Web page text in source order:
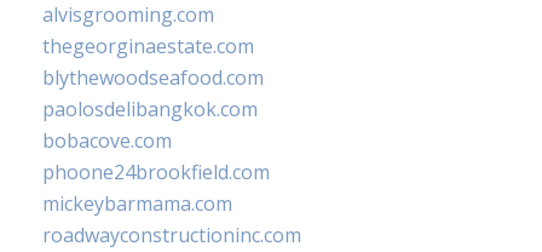
alvisgrooming.com
thegeorginaestate.com
blythewoodseafood.com
paolosdelibangkok.com
bobacove.com
phoone24brookfield.com
mickeybarmama.com
roadwayconstructioninc.com